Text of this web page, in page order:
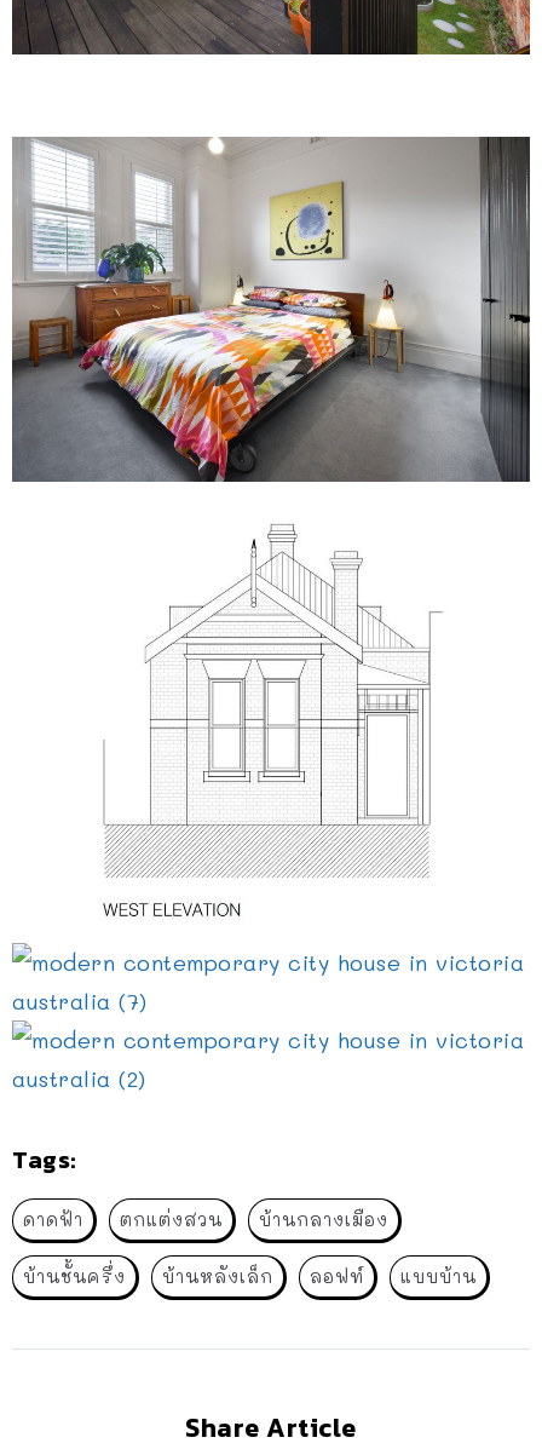
Tags:
ดาดฟ้า ตกแต่งสวน บ้านกลางเมือง
บ้านชั้นครึ่ง บ้านหลังเล็ก ลอฟท์ แบบบ้าน
Share Article